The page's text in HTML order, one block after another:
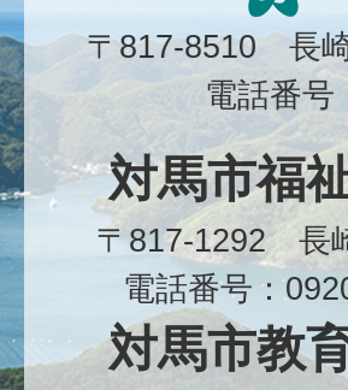
〒817-8510 長
電話番号
対馬市福
〒817-1292 長
電話番号：
対馬市教